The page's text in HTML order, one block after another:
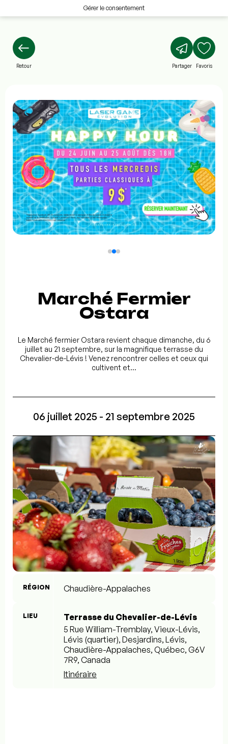
Gérer le consentement
Retour Partager Favoris
Marché Fermier
Ostara
Le Marché fermier Ostara revient chaque dimanche, du 6
juillet au 21 septembre, sur la magnifique terrasse du
Chevalier-de-Lévis ! Venez rencontrer celles et ceux qui
cultivent et...
06 juillet 2025 - 21 septembre 2025
RÉGION Chaudière-Appalaches
LIEU
Terrasse du Chevalier-de-Lévis
5 Rue William-Tremblay, Vieux-Lévis,
Lévis (quartier), Desjardins, Lévis,
Chaudière-Appalaches, Québec, G6V
7R9, Canada
Itinéraire